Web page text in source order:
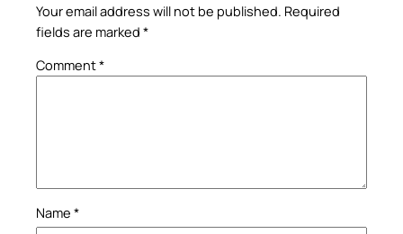
Your email address will not be published. Required
fields are marked *
Comment*
Name *